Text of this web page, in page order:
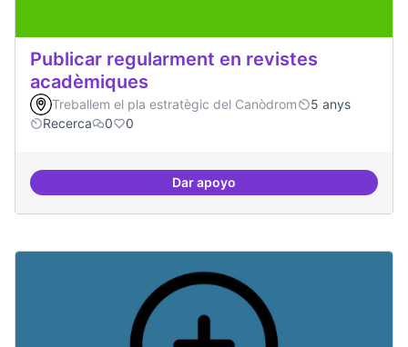
Publicar regularment en revistes
acadèmiques
Treballem el pla estratègic del Canòdrom
5 anys
Recerca
0 0
Dar apoyoPublicar regularment en